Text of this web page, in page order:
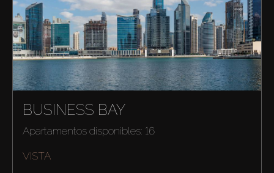
BUSINESS BAY
Apartamentos disponibles: 16
VISTA